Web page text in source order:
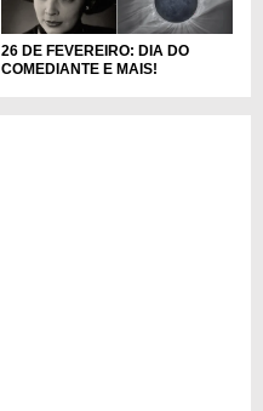
26 DE FEVEREIRO: DIA DO
COMEDIANTE E MAIS!